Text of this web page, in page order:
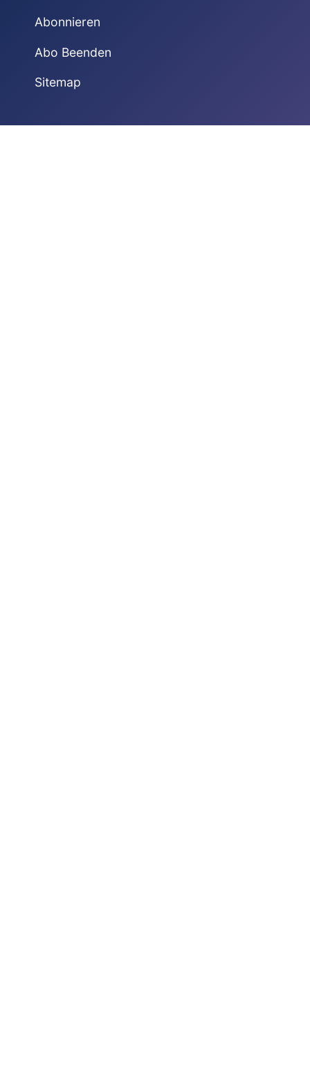
Abonnieren
Abo Beenden
Sitemap